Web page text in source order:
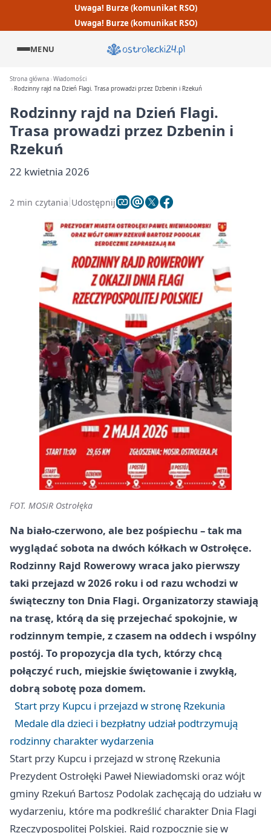
Uwaga! Burze (komunikat RSO)
Uwaga! Burze (komunikat RSO)
MENU
Strona główna Wiadomości
Rodzinny rajd na Dzień Flagi. Trasa prowadzi przez Dzbenin i Rzekuń
Rodzinny rajd na Dzień Flagi.
Trasa prowadzi przez Dzbenin i
Rzekuń
22 kwietnia 2026
2 min czytania Udostępnij
FOT. MOSiR Ostrołęka
Na biało-czerwono, ale bez pośpiechu – tak ma
wyglądać sobota na dwóch kółkach w Ostrołęce.
Rodzinny Rajd Rowerowy wraca jako pierwszy
taki przejazd w 2026 roku i od razu wchodzi w
świąteczny ton Dnia Flagi. Organizatorzy stawiają
na trasę, którą da się przejechać spokojnie, w
rodzinnym tempie, z czasem na oddech i wspólny
postój. To propozycja dla tych, którzy chcą
połączyć ruch, miejskie świętowanie i zwykłą,
dobrą sobotę poza domem.
Start przy Kupcu i przejazd w stronę Rzekunia
Medale dla dzieci i bezpłatny udział podtrzymują
rodzinny charakter wydarzenia
Start przy Kupcu i przejazd w stronę Rzekunia
Prezydent Ostrołęki Paweł Niewiadomski oraz wójt
gminy Rzekuń Bartosz Podolak zachęcają do udziału w
wydarzeniu, które ma podkreślić charakter Dnia Flagi
Rzeczypospolitej Polskiej. Rajd rozpocznie się w